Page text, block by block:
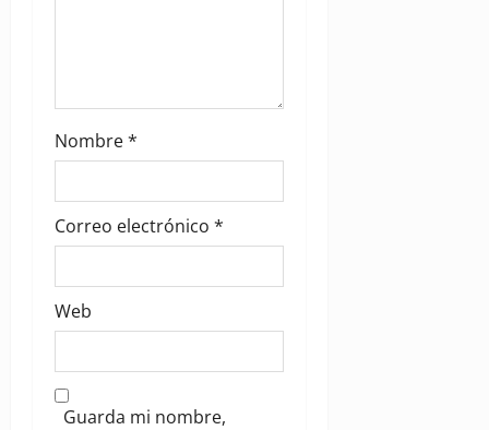
Nombre*
Correo electrónico *
Web
Guarda mi nombre,